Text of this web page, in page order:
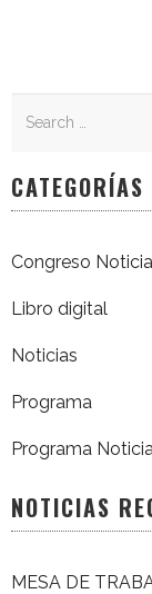
CATEGORÍAS
Congreso
Libro digital
Noticias
Programa
Programa
NOTICIAS
MESA DE